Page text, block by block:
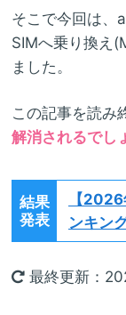
そこで今回は、
SIMへ乗り換え
ました。
この記事を読み
解消されるでし
結果
発表
【2026
ンキン
最終更新：